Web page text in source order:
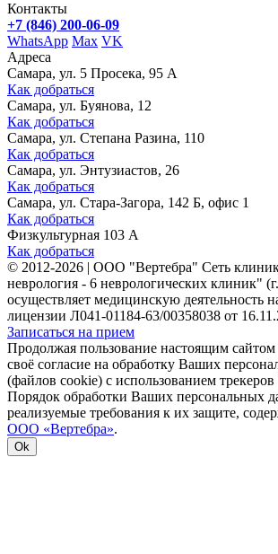
Контакты
+7 (846) 200-06-09
WhatsApp Max VK
Адреса
Самара, ул. 5 Просека, 95 А
Как добраться
Самара, ул. Буянова, 12
Как добраться
Самара, ул. Степана Разина, 110
Как добраться
Самара, ул. Энтузиастов, 26
Как добраться
Самара, ул. Стара-Загора, 142 Б, офис 1
Как добраться
Физкультурная 103 А
Как добраться
© 2012-2026 | ООО "Вертебра" Сеть
неврология - 6 неврологических клиник"
осуществляет медицинскую деятельность
лицензии Л041-01184-63/00358038 от
Записаться на прием
Продолжая пользование настоящим
своё согласие на обработку Ваших
(файлов cookie) с использованием
Порядок обработки Ваших персональных
реализуемые требования к их защите,
ООО «Вертебра».
Ok